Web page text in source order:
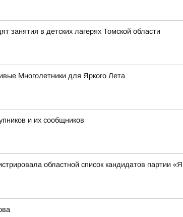
занятия в детских лагерях Томской области
Многолетники для Яркого Лета
и их сообщников
областной список кандидатов